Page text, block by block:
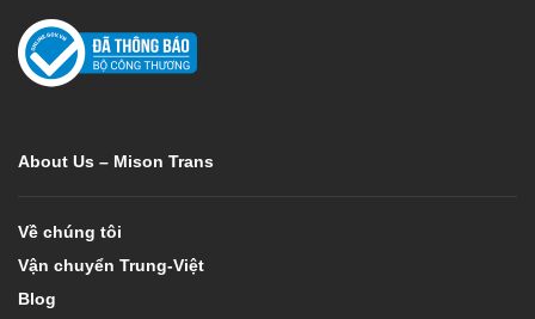
About Us – Mison Trans
Về chúng tôi
Vận chuyển Trung-Việt
Blog